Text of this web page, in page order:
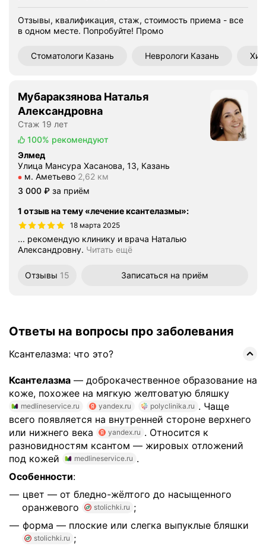
Отзывы, квалификация, стаж, стоимость приема - все
в одном месте. Попробуйте! Промо
Стоматологи Казань Неврологи Казань
Мубаракзянова Наталья
Александровна
Стаж 19 лет
100% рекомендуют
Элмед
Улица Мансура Хасанова, 13, Казань
Метро м. Аметьево Расстояние 2,62 км
м. Аметьево 2,62 км
Цена
3000
3 000 ₽ за приём
1 отзыв на тему «лечение ксантелазмы»:
18 марта 2025
... рекомендую клинику и врача Наталью
Александровну. Читать ещё
Отзывы 15 Записаться на приём
Ответы на вопросы про заболевания
Ксантелазма: что это?
Ксантелазма — доброкачественное образование на
коже, похожее на мягкую желтоватую бляшку
medlineservice.ru yandex.ru polyclinika.ru . Чаще
всего появляется на внутренней стороне верхнего
или нижнего века
yandex.ru . Относится к
разновидностям ксантом — жировых отложений
под кожей
medlineservice.ru .
Особенности:
цвет — от бледно-жёлтого до насыщенного
оранжевого
stolichki.ru ;
форма — плоские или слегка выпуклые бляшки
stolichki.ru ;